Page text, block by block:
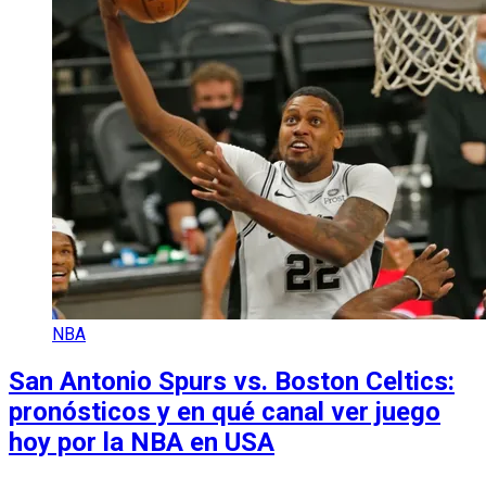
NBA
San Antonio Spurs vs. Boston Celtics:
pronósticos y en qué canal ver juego
hoy por la NBA en USA